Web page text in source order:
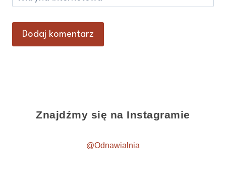
Znajdźmy się na Instagramie
@Odnawialnia